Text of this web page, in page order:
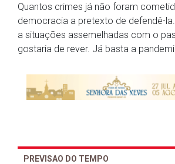
Quantos crimes já não foram
democracia a pretexto de defendê-
a situações assemelhadas com o
gostaria de rever. Já basta a
PREVISAO DO TEMPO